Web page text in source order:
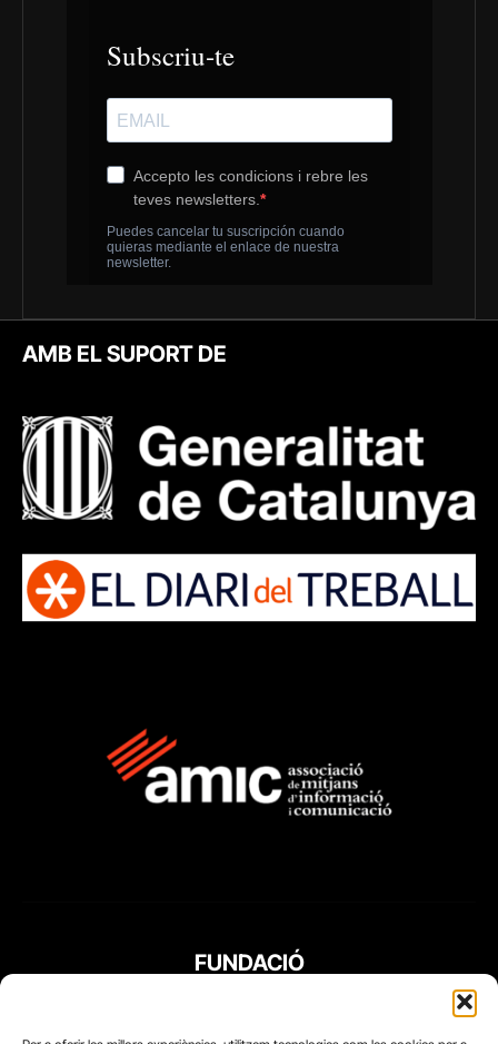
AMB EL SUPORT DE
FUNDACIÓ